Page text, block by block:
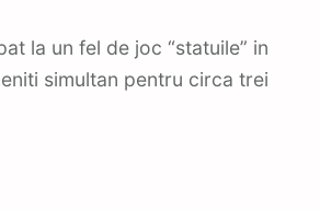
la un fel de joc “statuile” in
simultan pentru circa trei